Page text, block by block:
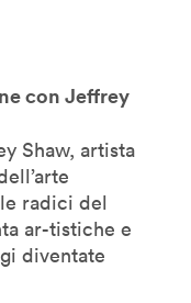
con Jeffrey
Shaw, artista
radici del
ar-tistiche e
diventate